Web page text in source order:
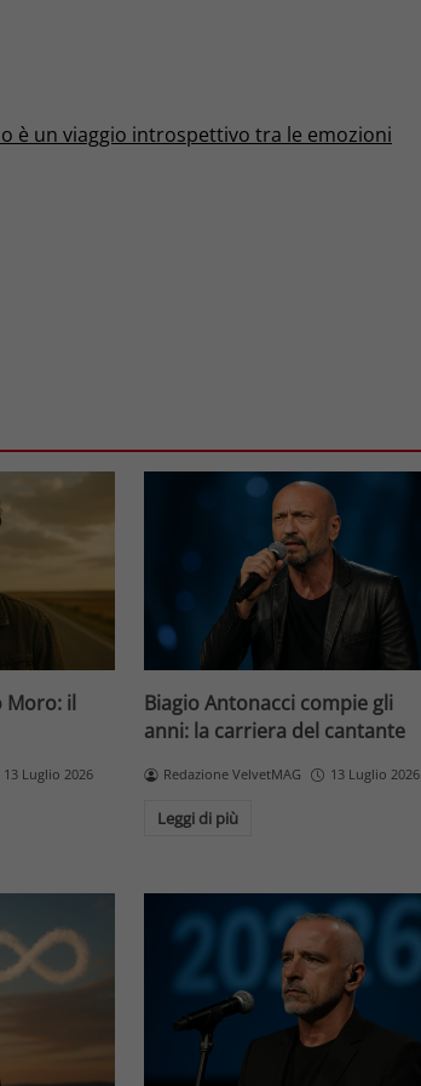
è un viaggio introspettivo tra le emozioni
Moro: il
13 Luglio 2026
Biagio Antonacci compie gli
anni: la carriera del cantante
Redazione VelvetMAG 13 Luglio 2026
Leggi di più